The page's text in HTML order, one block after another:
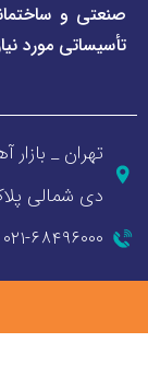
در
نیاز پروژه‌ها،
بازار آهن غرب
۱۱۶و۱۱۷
٦٦١٩٣٩٧٢-
تمامی حقوق